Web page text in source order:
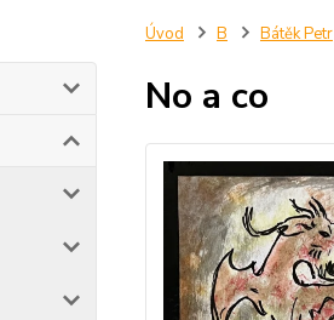
Úvod B Bátěk Petr
No a co